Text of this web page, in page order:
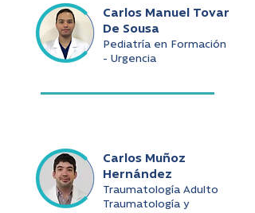
Carlos Manuel Tovar
De Sousa
Pediatría en Formación
- Urgencia
Carlos Muñoz
Hernández
Traumatología Adulto
Traumatología y